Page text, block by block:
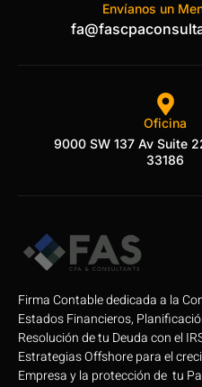
Envíanos un
Oficina
9000 SW 137 Av Suite
33186
Firma Contable dedicada a la
Estados Financieros,
Resolución de tu Deuda con el
Estrategias Offshore para el
Empresa y la protección de tu